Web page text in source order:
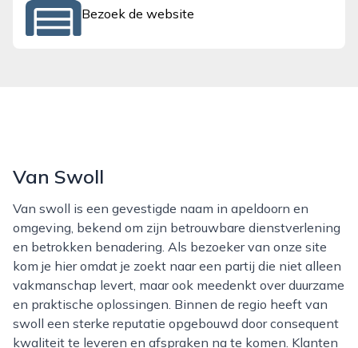
Bezoek de website
Van Swoll
Van swoll is een gevestigde naam in apeldoorn en
omgeving, bekend om zijn betrouwbare dienstverlening
en betrokken benadering. Als bezoeker van onze site
kom je hier omdat je zoekt naar een partij die niet alleen
vakmanschap levert, maar ook meedenkt over duurzame
en praktische oplossingen. Binnen de regio heeft van
swoll een sterke reputatie opgebouwd door consequent
kwaliteit te leveren en afspraken na te komen. Klanten